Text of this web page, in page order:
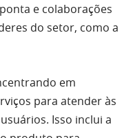
e colaborações
do setor, como a
em
para atender às
Isso inclui a